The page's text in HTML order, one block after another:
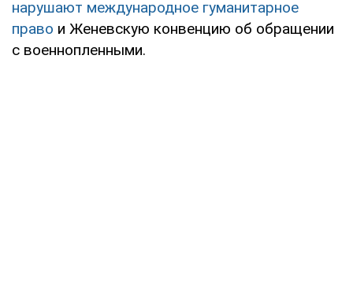
нарушают международное гуманитарное
право и Женевскую конвенцию об обращении
с военнопленными.